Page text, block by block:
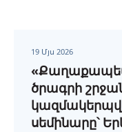
19 Մյս 2026
ծրագրի
սեմինարը՝